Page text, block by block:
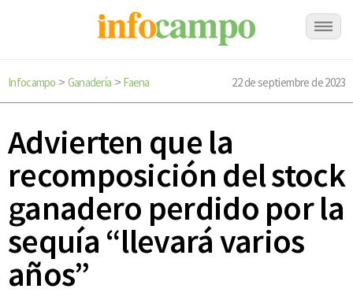
Infocampo > Ganadería > Faena 22 de septiembre de 2023
Advierten que la
recomposición del stock
ganadero perdido por la
sequía “llevará varios
años”